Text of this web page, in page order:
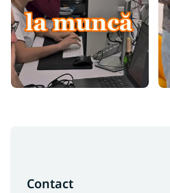
Contact